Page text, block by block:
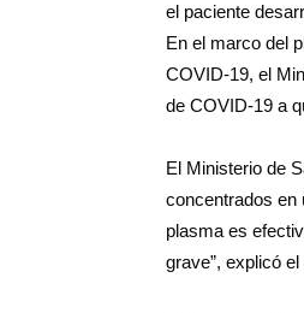
el paciente
En el marco del
COVID-19, el
de COVID-19 a
El Ministerio de
concentrados en
plasma es
grave”, explicó